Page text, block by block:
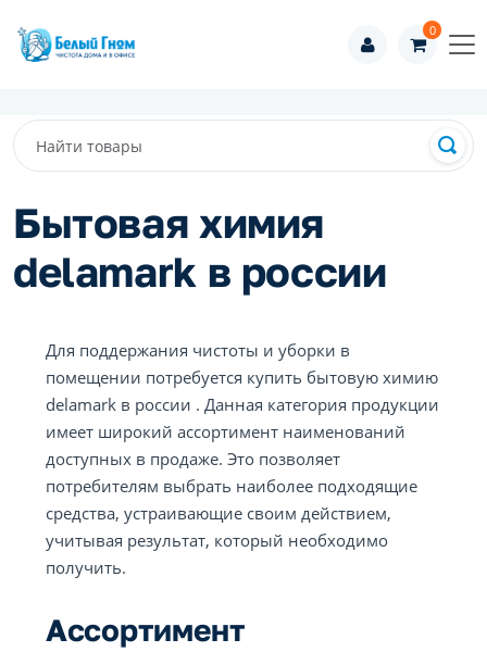
0
Бытовая химия
delamark в россии
Для поддержания чистоты и уборки в
помещении потребуется купить бытовую химию
delamark в россии . Данная категория продукции
имеет широкий ассортимент наименований
доступных в продаже. Это позволяет
потребителям выбрать наиболее подходящие
средства, устраивающие своим действием,
учитывая результат, который необходимо
получить.
Ассортимент